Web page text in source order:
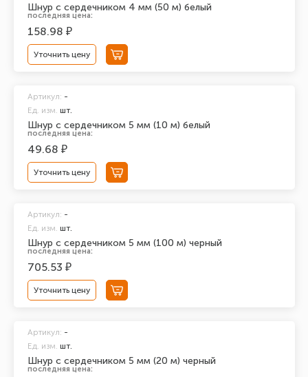
Шнур с сердечником 4 мм (50 м) белый
последняя цена:
158.98 ₽
Уточнить цену
Шнур с сердечником 5 мм (10 м) белый
Артикул: -
Ед. изм. шт.
последняя цена:
49.68 ₽
Уточнить цену
Шнур с сердечником 5 мм (100 м) черный
Артикул: -
Ед. изм. шт.
последняя цена:
705.53 ₽
Уточнить цену
Шнур с сердечником 5 мм (20 м) черный
Артикул: -
Ед. изм. шт.
последняя цена: